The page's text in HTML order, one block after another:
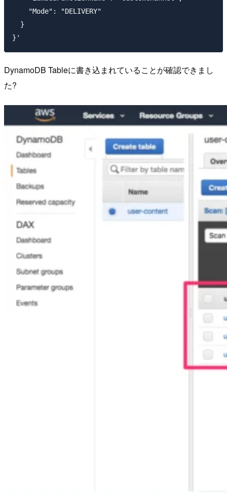
    "Mode": "DELIVERY"
  }
DynamoDB Tableに書き込まれていることが確認できまし
た?